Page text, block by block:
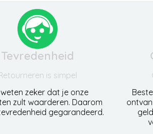
Tevredenheid
is simpel
zeker dat je onze
zult waarderen. Daarom
gegarandeerd.